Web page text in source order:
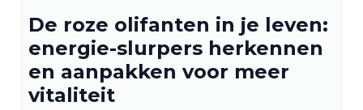
De roze olifanten in je leven:
energie-slurpers herkennen
en aanpakken voor meer
vitaliteit